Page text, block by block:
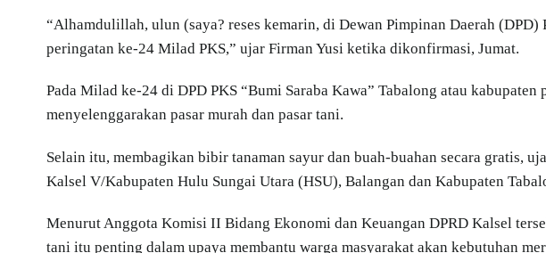
“Alhamdulillah, ulun (saya? reses kemarin, di Dewan Pimpinan Daerah (DPD)
peringatan ke-24 Milad PKS,” ujar Firman Yusi ketika dikonfirmasi, Jumat.
Pada Milad ke-24 di DPD PKS “Bumi Saraba Kawa” Tabalong atau
menyelenggarakan pasar murah dan pasar tani.
Selain itu, membagikan bibir tanaman sayur dan buah-buahan secara gratis,
Kalsel V/Kabupaten Hulu Sungai Utara (HSU), Balangan dan Kabupaten
Menurut Anggota Komisi II Bidang Ekonomi dan Keuangan DPRD Kalsel
tani itu penting dalam upaya membantu warga masyarakat akan kebutuhan